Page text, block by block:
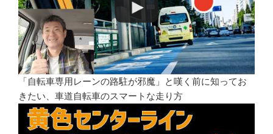
「自転車専用レーンの路駐が邪魔」と嘆く前に知ってお
きたい、車道自転車のスマートな走り方